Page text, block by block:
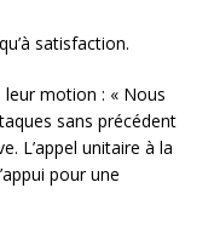
satisfaction.
leur motion : « Nous
sans précédent
L’appel unitaire à la
pour une